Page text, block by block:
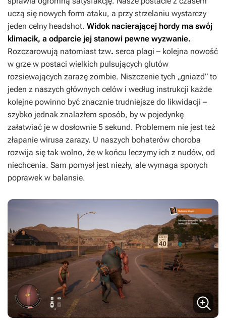
uczą się nowych form ataku, a przy strzelaniu wystarczy
jeden celny headshot. Widok nacierającej hordy ma swój
klimacik, a odparcie jej stanowi pewne wyzwanie.
Rozczarowują natomiast tzw. serca plagi – kolejna nowość
w grze w postaci wielkich pulsujących glutów
rozsiewających zarazę zombie. Niszczenie tych „gniazd” to
jeden z naszych głównych celów i według instrukcji każde
kolejne powinno być znacznie trudniejsze do likwidacji –
szybko jednak znalazłem sposób, by w pojedynkę
załatwiać je w dosłownie 5 sekund. Problemem nie jest też
złapanie wirusa zarazy. U naszych bohaterów choroba
rozwija się tak wolno, że w końcu leczymy ich z nudów, od
niechcenia. Sam pomysł jest niezły, ale wymaga sporych
poprawek w balansie.